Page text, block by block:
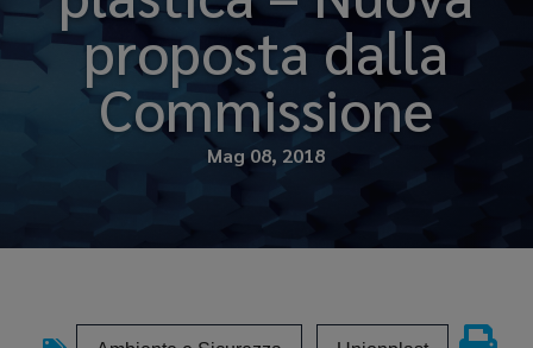
proposta dalla
Commissione
Mag 08, 2018